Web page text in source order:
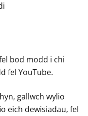
bod modd i chi
fel YouTube.
gallwch wylio
eich dewisiadau, fel